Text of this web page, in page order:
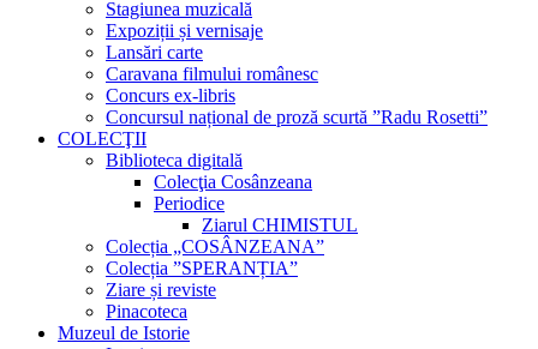
Stagiunea muzicală
Expoziții și vernisaje
Lansări carte
Caravana filmului românesc
Concurs ex-libris
Concursul național de proză scurtă ”Radu Rosetti”
COLECŢII
Biblioteca digitală
Colecţia Cosânzeana
Periodice
Ziarul CHIMISTUL
Colecția „COSÂNZEANA”
Colecția ”SPERANȚIA”
Ziare și reviste
Pinacoteca
Muzeul de Istorie